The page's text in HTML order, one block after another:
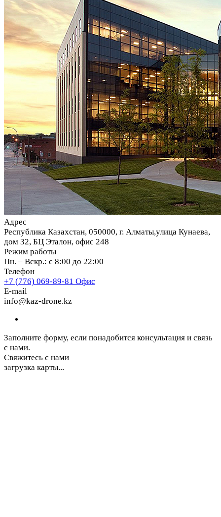
Адрес
Республика Казахстан, 050000, г. Алматы,улица Кунаева,
дом 32, БЦ Эталон, офис 248
Режим работы
Пн. – Вскр.: с 8:00 до 22:00
Телефон
+7 (776) 069-89-81 Офис
E-mail
info@kaz-drone.kz
Заполните форму, если понадобится консультация и связь
с нами.
Свяжитесь с нами
загрузка карты...